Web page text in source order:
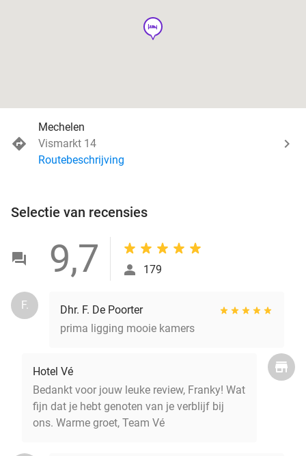
hotel
Mechelen
Vismarkt 14
Routebeschrijving
Selectie van recensies
9,7 179
F.
Dhr. F. De Poorter
prima ligging mooie kamers
Hotel Vé
Bedankt voor jouw leuke review, Franky! Wat
fijn dat je hebt genoten van je verblijf bij
ons. Warme groet, Team Vé